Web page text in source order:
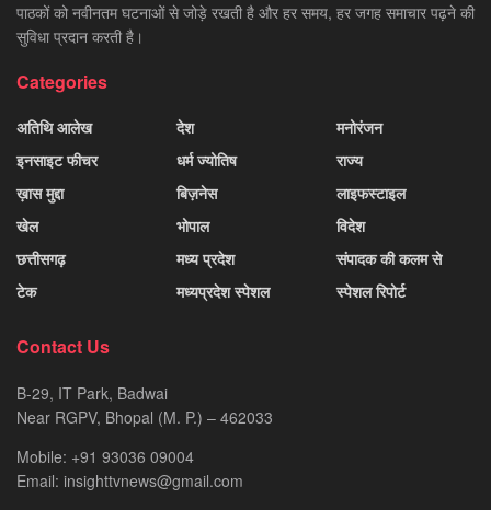
पाठकों को नवीनतम घटनाओं से जोड़े रखती है और हर समय, हर जगह समाचार पढ़ने की
सुविधा प्रदान करती है।
Categories
अतिथि आलेख
इनसाइट फीचर
ख़ास मुद्दा
खेल
छत्तीसगढ़
टेक
देश
धर्म ज्योतिष
बिज़नेस
भोपाल
मध्य प्रदेश
मध्यप्रदेश स्पेशल
मनोरंजन
राज्य
लाइफस्टाइल
विदेश
संपादक की कलम से
स्पेशल रिपोर्ट
Contact Us
B-29, IT Park, Badwai
Near RGPV, Bhopal (M. P.) – 462033
Mobile: +91 93036 09004
Email: insighttvnews@gmail.com